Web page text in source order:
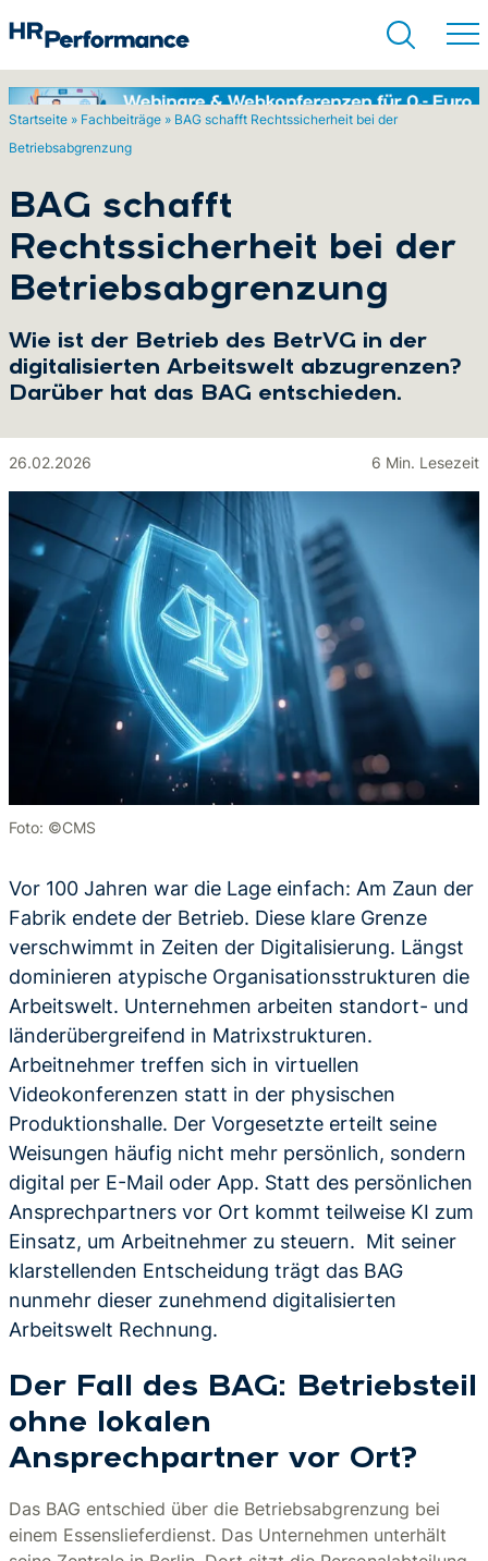
Startseite » Fachbeiträge » BAG schafft Rechtssicherheit bei der
Betriebsabgrenzung
BAG schafft
Rechtssicherheit bei der
Betriebsabgrenzung
Wie ist der Betrieb des BetrVG in der
digitalisierten Arbeitswelt abzugrenzen?
Darüber hat das BAG entschieden.
26.02.2026 6 Min. Lesezeit
Foto: ©CMS
Vor 100 Jahren war die Lage einfach: Am Zaun der
Fabrik endete der Betrieb. Diese klare Grenze
verschwimmt in Zeiten der Digitalisierung. Längst
dominieren atypische Organisationsstrukturen die
Arbeitswelt. Unternehmen arbeiten standort- und
länderübergreifend in Matrixstrukturen.
Arbeitnehmer treffen sich in virtuellen
Videokonferenzen statt in der physischen
Produktionshalle. Der Vorgesetzte erteilt seine
Weisungen häufig nicht mehr persönlich, sondern
digital per E-Mail oder App. Statt des persönlichen
Ansprechpartners vor Ort kommt teilweise KI zum
Einsatz, um Arbeitnehmer zu steuern. Mit seiner
klarstellenden Entscheidung trägt das BAG
nunmehr dieser zunehmend digitalisierten
Arbeitswelt Rechnung.
Der Fall des BAG: Betriebsteil
ohne lokalen
Ansprechpartner vor Ort?
Das BAG entschied über die Betriebsabgrenzung bei
einem Essenslieferdienst. Das Unternehmen unterhält